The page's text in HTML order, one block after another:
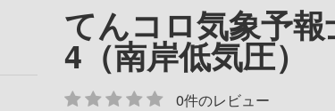
てんコロ気象予
4（南岸低気圧）
0件のレビュー